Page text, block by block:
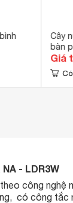
Cây
bàn
Giá
Có
- LDR3W
công nghệ
có công